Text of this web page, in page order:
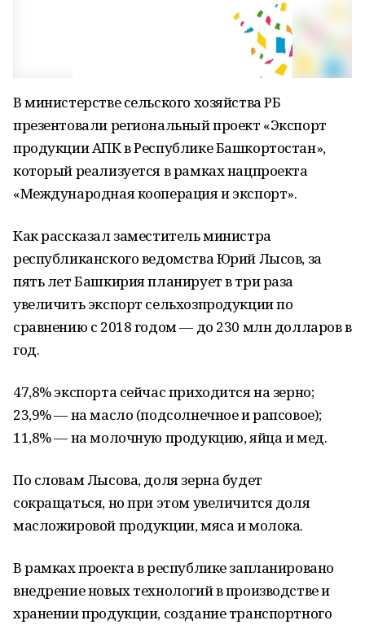
В министерстве сельского хозяйства РБ
презентовали региональный проект «Экспорт
продукции АПК в Республике Башкортостан»,
который реализуется в рамках нацпроекта
«Международная кооперация и экспорт».
Как рассказал заместитель министра
республиканского ведомства Юрий Лысов, за
пять лет Башкирия планирует в три раза
увеличить экспорт сельхозпродукции по
сравнению с 2018 годом — до 230 млн долларов в
год.
47,8% экспорта сейчас приходится на зерно;
23,9% — на масло (подсолнечное и рапсовое);
11,8% — на молочную продукцию, яйца и мед.
По словам Лысова, доля зерна будет
сокращаться, но при этом увеличится доля
масложировой продукции, мяса и молока.
В рамках проекта в республике запланировано
внедрение новых технологий в производстве и
хранении продукции, создание транспортного